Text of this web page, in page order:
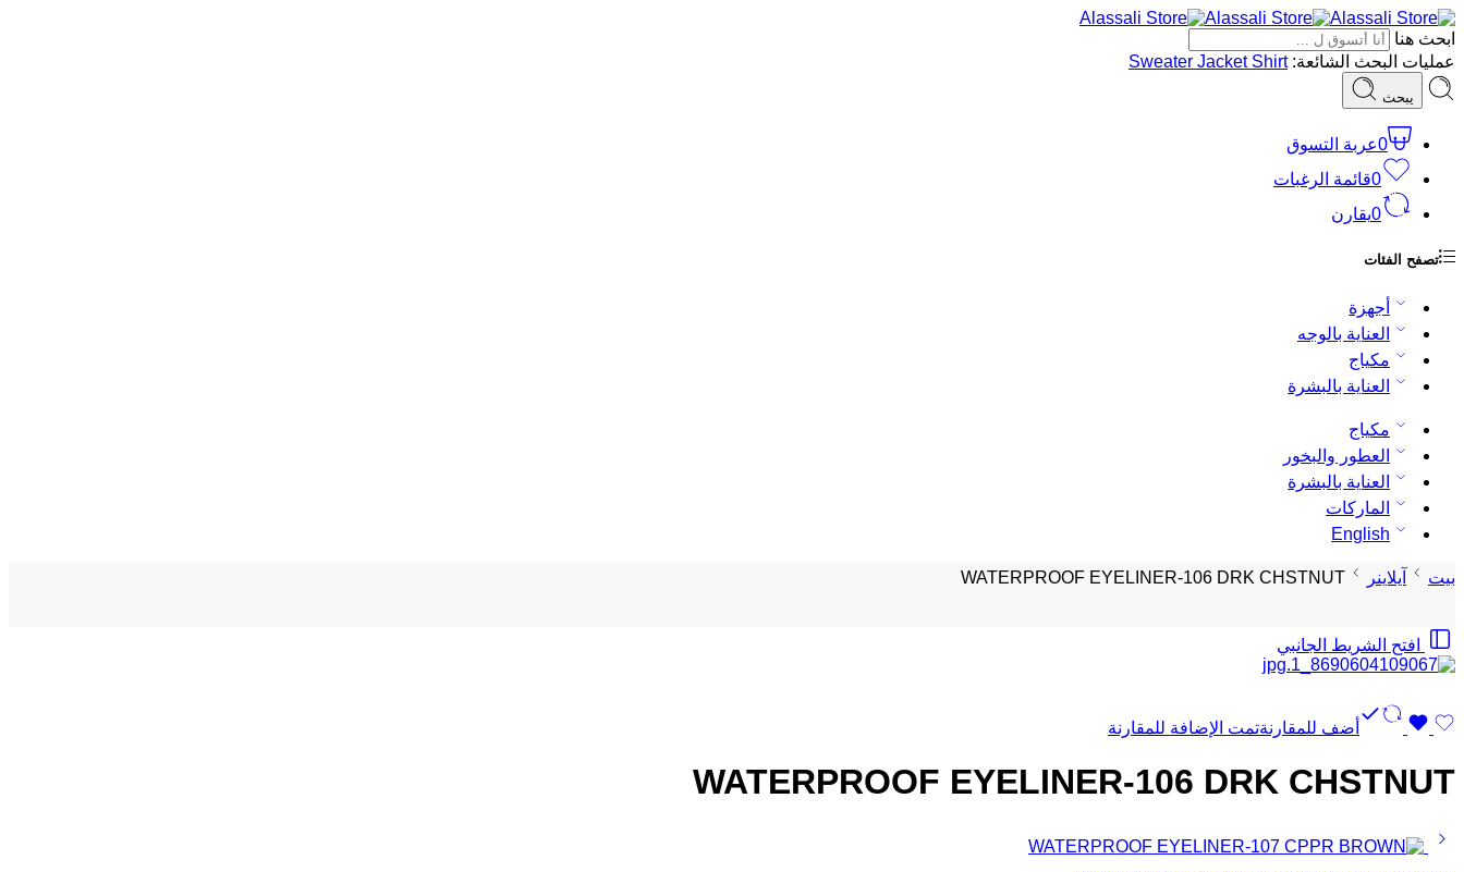
ابحث هنا
عمليات البحث الشائعة:
Sweater Jacket Shirt
يبحث
0عربة التسوق
0قائمة الرغبات
0يقارن
تصفح الفئات
أجهزة
العناية بالوجه
مكياج
العناية بالبشرة
مكياج
العطور والبخور
العناية بالبشرة
الماركات
English
بيت آيلاينر WATERPROOF EYELINER-106 DRK CHSTNUT
افتح الشريط الجانبي
أضف للمقارنةتمت الإضافة للمقارنة
WATERPROOF EYELINER-106 DRK CHSTNUT